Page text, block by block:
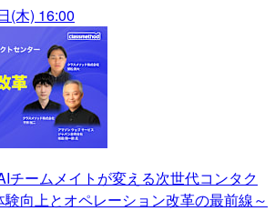
(木) 16:00
チームメイトが変える次世代コンタク
験向上とオペレーション改革の最前線～